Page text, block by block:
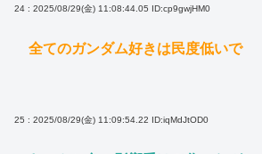
24 : 2025/08/29(金) 11:08:44.05 ID:cp9gwjHM0
全てのガンダム好きは民度低いで
25 : 2025/08/29(金) 11:09:54.22 ID:iqMdJtOD0